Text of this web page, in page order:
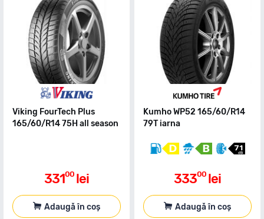
Viking FourTech Plus
165/60/R14 75H all season
33100 lei
Adaugă în coș
Kumho WP52 165/60/R14
79T iarna
33300 lei
Adaugă în coș